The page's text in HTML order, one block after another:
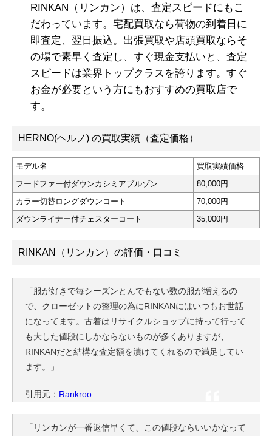
RINKAN（リンカン）は、査定スピードにもこ
だわっています。宅配買取なら荷物の到着日に
即査定、翌日振込。出張買取や店頭買取ならそ
の場で素早く査定し、すぐ現金支払いと、査定
スピードは業界トップクラスを誇ります。すぐ
お金が必要という方にもおすすめの買取店で
す。
HERNO(ヘルノ) の買取実績（査定価格）
モデル名
買取実績価格
フードファー付ダウンカシミアブルゾン
80,000円
カラー切替ロングダウンコート
70,000円
ダウンライナー付チェスターコート
35,000円
RINKAN（リンカン）の評価・口コミ
「服が好きで毎シーズンとんでもない数の服が増えるの
で、クローゼットの整理の為にRINKANにはいつもお世話
になってます。古着はリサイクルショップに持って行って
も大した値段にしかならないものが多くありますが、
RINKANだと結構な査定額を漬けてくれるので満足してい
ます。」
引用元： Rankroo
「リンカンが一番返信早くて、この値段ならいいかなって